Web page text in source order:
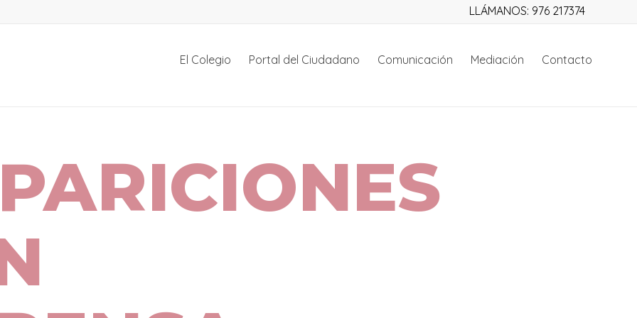
LLÁMANOS: 976 217374
El Colegio Portal del Ciudadano Comunicación Mediación Contacto